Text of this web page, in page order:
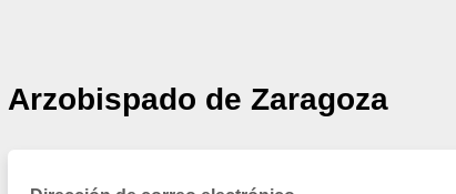
Arzobispado de Zaragoza